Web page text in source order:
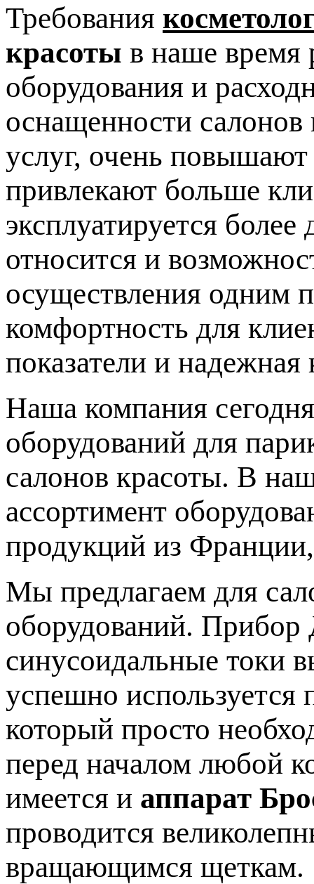
Требования
красоты в наше время
оборудования и
оснащенности салонов
услуг, очень
привлекают больше
эксплуатируется
относится и
осуществления одним
комфортность для
показатели и надежная
Наша компания
оборудований для
салонов красоты. В
ассортимент
продукций из
Мы предлагаем для
оборудований. Прибор
синусоидальные токи
успешно используется
который просто
перед началом любой
имеется и аппарат
проводится
вращающимся щеткам.